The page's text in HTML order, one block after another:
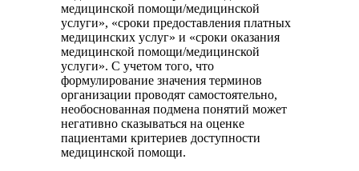
медицинской помощи/медицинской
услуги», «сроки предоставления платных
медицинских услуг» и «сроки оказания
медицинской помощи/медицинской
услуги». С учетом того, что
формулирование значения терминов
организации проводят самостоятельно,
необоснованная подмена понятий может
негативно сказываться на оценке
пациентами критериев доступности
медицинской помощи.